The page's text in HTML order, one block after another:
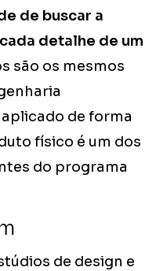
de buscar a
detalhe de um
são os mesmos
de forma
físico é um dos
do programa
de design e